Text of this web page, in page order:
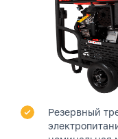
Резервный